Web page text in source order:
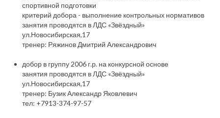
ПЛАТНЫЕ УСЛУГИ КОНТАКТЫ
спортивной подготовки
критерий добора - выполнение контрольных нормативов
занятия проводятся в ЛДС «Звёздный»
ул.Новосибирская,17
тренер: Ряжинов Дмитрий Александрович
добор в группу 2006 г.р. на конкурсной основе
занятия проводятся в ЛДС «Звёздный»
ул.Новосибирская,17
тренер: Бузик Александр Яковлевич
тел: +7913-374-97-57